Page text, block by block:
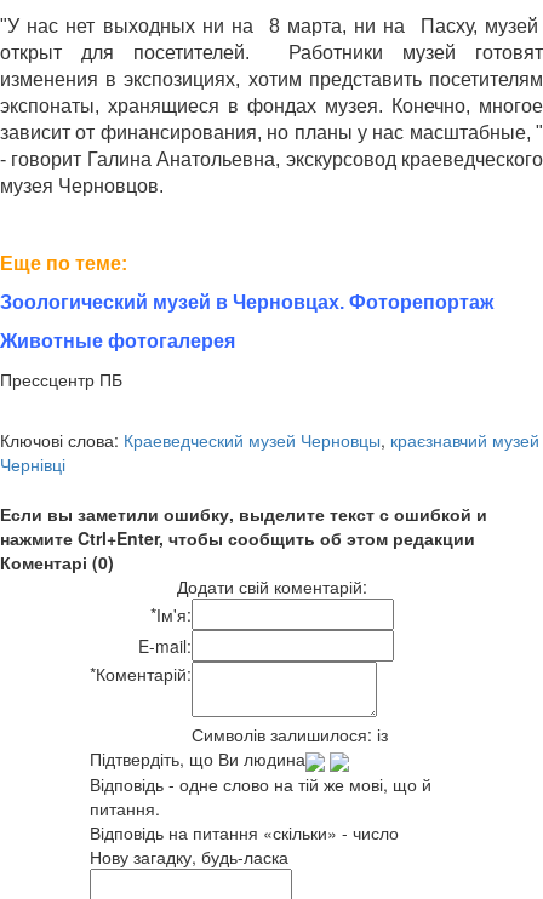
"У нас нет выходных ни на 8 марта, ни на Пасху, музей
открыт для посетителей. Работники музей готовят
изменения в экспозициях, хотим представить посетителям
экспонаты, хранящиеся в фондах музея. Конечно, многое
зависит от финансирования, но планы у нас масштабные, "
- говорит Галина Анатольевна, экскурсовод краеведческого
музея Черновцов.
Еще по теме:
Зоологический музей в Черновцах. Фоторепортаж
Животные фотогалерея
Прессцентр ПБ
Ключові слова: Краеведческий музей Черновцы, краєзнавчий музей
Чернівці
Если вы заметили ошибку, выделите текст с ошибкой и
нажмите Ctrl+Enter, чтобы сообщить об этом редакции
Коментарі (0)
Додати свій коментарій:
*Ім'я:
E-mail:
*Коментарій:
Символів залишилося: із
Підтвердіть, що Ви людина
Відповідь - одне слово на тій же мові, що й
питання.
Відповідь на питання «скільки» - число
Нову загадку, будь-ласка